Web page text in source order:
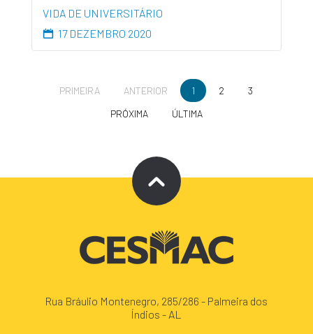
VIDA DE UNIVERSITÁRIO
17 DEZEMBRO 2020
PRIMEIRA ANTERIOR 1 2
3
PRÓXIMA
ÚLTIMA
Rua Bráulio Montenegro, 285/286 - Palmeira dos
Índios - AL